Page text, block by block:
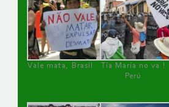
Vale mata, Brasil
Tía María no va !
Perú